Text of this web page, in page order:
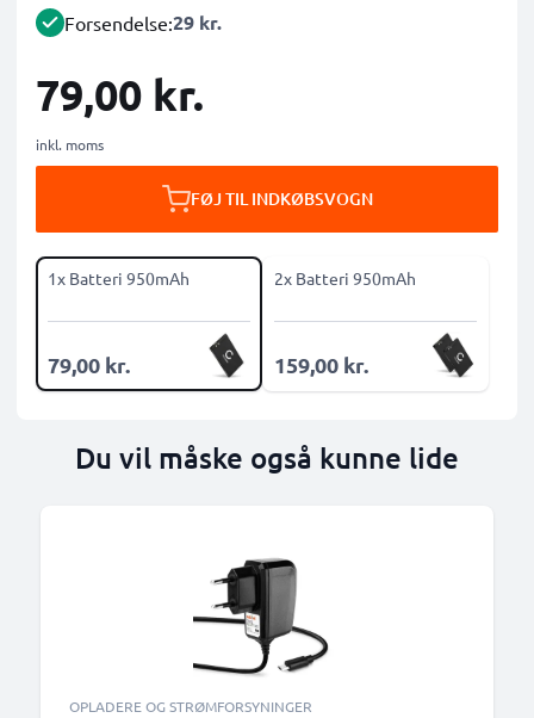
Forsendelse:29 kr.
79,00 kr.
inkl. moms
FØJ TIL INDKØBSVOGN
1x Batteri 950mAh
79,00 kr.
2x Batteri 950mAh
159,00 kr.
Du vil måske også kunne lide
OPLADERE OG STRØMFORSYNINGER